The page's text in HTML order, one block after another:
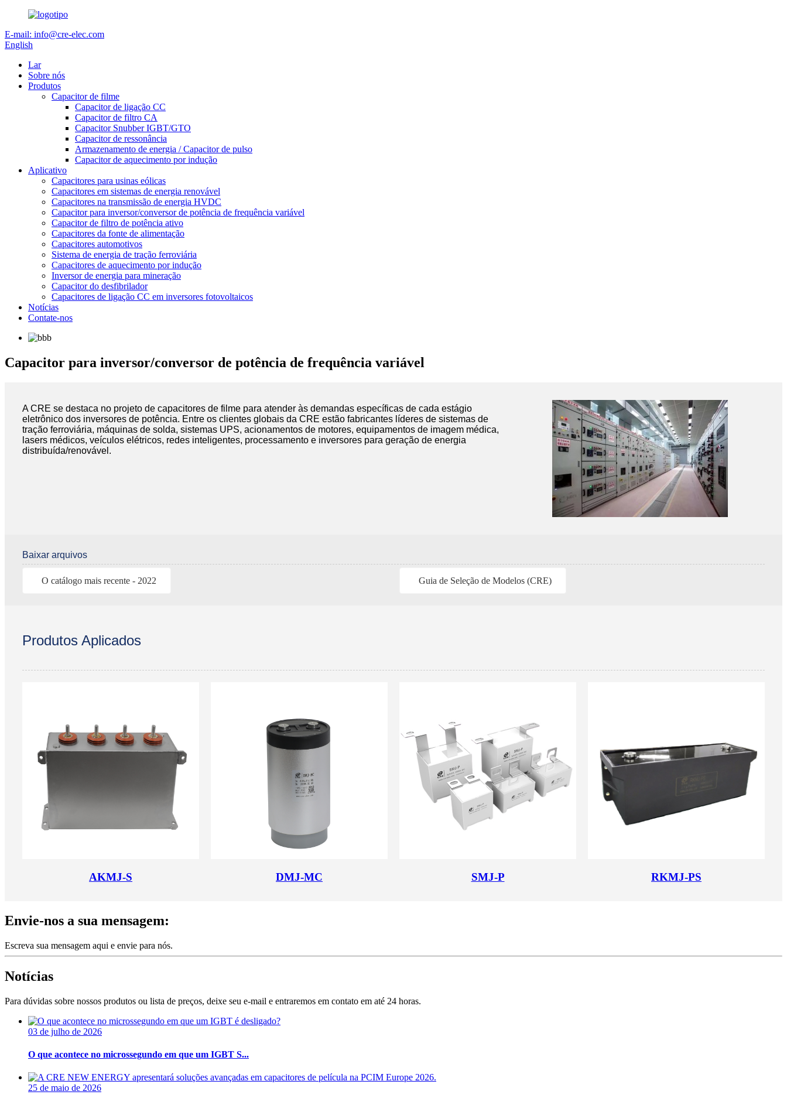
E-mail: info@cre-elec.com
English
Lar
Sobre nós
Produtos
Capacitor de filme
Capacitor de ligação CC
Capacitor de filtro CA
Capacitor Snubber IGBT/GTO
Capacitor de ressonância
Armazenamento de energia / Capacitor de pulso
Capacitor de aquecimento por indução
Aplicativo
Capacitores para usinas eólicas
Capacitores em sistemas de energia renovável
Capacitores na transmissão de energia HVDC
Capacitor para inversor/conversor de potência de frequência variável
Capacitor de filtro de potência ativo
Capacitores da fonte de alimentação
Capacitores automotivos
Sistema de energia de tração ferroviária
Capacitores de aquecimento por indução
Inversor de energia para mineração
Capacitor do desfibrilador
Capacitores de ligação CC em inversores fotovoltaicos
Notícias
Contate-nos
Capacitor para inversor/conversor de potência de frequência variável
A CRE se destaca no projeto de capacitores de filme para atender às demandas específicas de cada estágio
eletrônico dos inversores de potência. Entre os clientes globais da CRE estão fabricantes líderes de sistemas de
tração ferroviária, máquinas de solda, sistemas UPS, acionamentos de motores, equipamentos de imagem médica,
lasers médicos, veículos elétricos, redes inteligentes, processamento e inversores para geração de energia
distribuída/renovável.
Baixar arquivos
O catálogo mais recente - 2022 Guia de Seleção de Modelos (CRE)
Produtos Aplicados
AKMJ-S DMJ-MC SMJ-P RKMJ-PS
Envie-nos a sua mensagem:
Escreva sua mensagem aqui e envie para nós.
Notícias
Para dúvidas sobre nossos produtos ou lista de preços, deixe seu e-mail e entraremos em contato em até 24 horas.
03 de julho de 2026
O que acontece no microssegundo em que um IGBT S...
25 de maio de 2026